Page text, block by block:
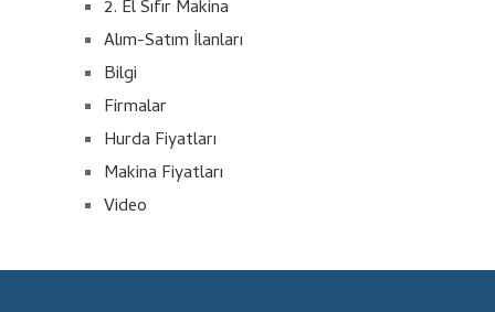
2. El Sıfır Makina
Alım-Satım İlanları
Bilgi
Firmalar
Hurda Fiyatları
Makina Fiyatları
Video